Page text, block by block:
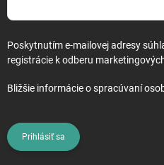
Poskytnutím e-mailovej adresy
registrácie k odberu
Bližšie informácie o spracúvaní
Prihlásiť sa